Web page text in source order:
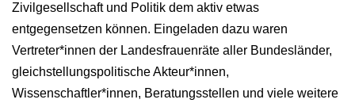
Zivilgesellschaft und Politik dem aktiv etwas
entgegensetzen können. Eingeladen dazu waren
Vertreter*innen der Landesfrauenräte aller Bundesländer,
gleichstellungspolitische Akteur*innen,
Wissenschaftler*innen, Beratungsstellen und viele weitere